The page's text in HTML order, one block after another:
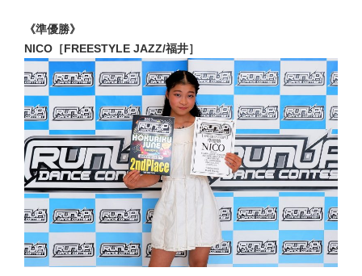
《準優勝》
NICO［FREESTYLE JAZZ/福井］